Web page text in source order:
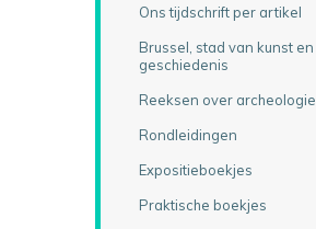
Ons tijdschrift per artikel
Brussel, stad van kunst en
geschiedenis
Reeksen over archeologie
Rondleidingen
Expositieboekjes
Praktische boekjes